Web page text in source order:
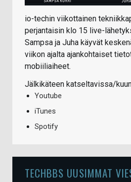
io-techin viikottainen
perjantaisin klo 15 live-
Sampsa ja Juha käyvät
viikon ajalta ajankohtaiset
mobiiliaiheet.
Jälkikäteen katseltavissa/
Youtube
iTunes
Spotify
TECHBBS UUSIMMAT